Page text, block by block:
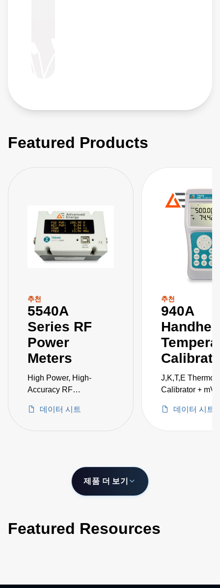
Featured Products
추천
5540A
Series RF
Power
Meters
High Power, High-
Accuracy RF
Single Instrument
데이터 시트
추천
940A
J,K,T,E
Calibrator + mV
데이터 시트
제품 더 보기
Featured Resources